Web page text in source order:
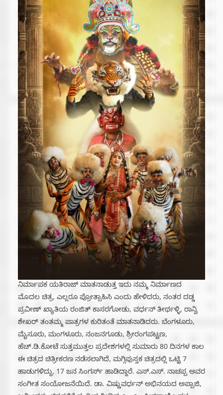
ನಿರ್ಮಾಪಕ ಯತಿರಾಜ್ ಮಾತನಾಡುತ್ತ ಇದು ನಮ್ಮ ನಿರ್ಮಾಣದ
ಮೊದಲ ಚಿತ್ರ, ಎಲ್ಲರೂ ಪ್ರೋತ್ಸಾಹಿಸಿ ಎಂದು ಹೇಳಿದರು, ನಂತರ ದಡ್ಡ
ಪ್ರವೀಣ್ ಖ್ಯಾತಿಯ ರಂಜಿತ್ ಕಾಸರಗೋಡು, ವರ್ಧನ್ ತೀರ್ಥಳ್ಳಿ, ರಾನ್ವಿ
ಶೇಖರ್ ತಂತಮ್ಮ ಪಾತ್ರಗಳ ಕುರಿತಂತೆ ಮಾತನಾಡಿದರು. ಬೆಂಗಳೂರು,
ಮೈಸೂರು, ಮಂಗಳೂರು, ನಂಜನಗೂಡು, ಶ್ರೀರಂಗಪಟ್ಟಣ,
ಹೆಚ್.ಡಿ.ಕೋಟೆ ಸುತ್ತಮುತ್ತಲ ಪ್ರದೇಶಗಳಲ್ಲಿ ಸುಮಾರು 80 ದಿನಗಳ ಕಾಲ
ಈ ಚಿತ್ರದ ಚಿತ್ರೀಕರಣ ನಡೆಸಲಾಗಿದೆ, ಮಗ್ಗಿಪುಸ್ತಕ ಚಿತ್ರದಲ್ಲಿ ಒಟ್ಟಿ 7
ಹಾಡುಗಳಿದ್ದು, 17 ಜನ ಸಿಂಗರ್ಸ್ ಹಾಡಿದ್ದಾರೆ. ಎಸ್.ಎಸ್. ನಾಚಪ್ಪ ಅವರ
ಸಂಗೀತ ಸಂಯೋಜನೆಯಿದೆ. ಡಾ. ವಿಷ್ಣುವರ್ಧನ್ ಅಭಿನಯದ ಅಪ್ಪಾಜಿ,